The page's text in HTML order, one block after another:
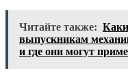
Читайте также:
выпускникам
и где они могут